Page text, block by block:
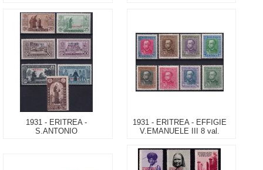
1931 - ERITREA -
S.ANTONIO
1931 - ERITREA - EFFIGIE
V.EMANUELE III 8 val.